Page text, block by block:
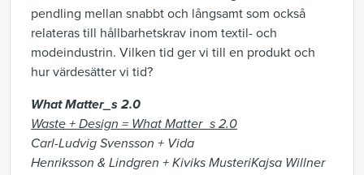
pendling mellan snabbt och långsamt som också
relateras till hållbarhetskrav inom textil- och
modeindustrin. Vilken tid ger vi till en produkt och
hur värdesätter vi tid?
What Matter_s 2.0
Waste + Design = What Matter_s 2.0
Carl-Ludvig Svensson + Vida
Henriksson & Lindgren + Kiviks MusteriKajsa Willner